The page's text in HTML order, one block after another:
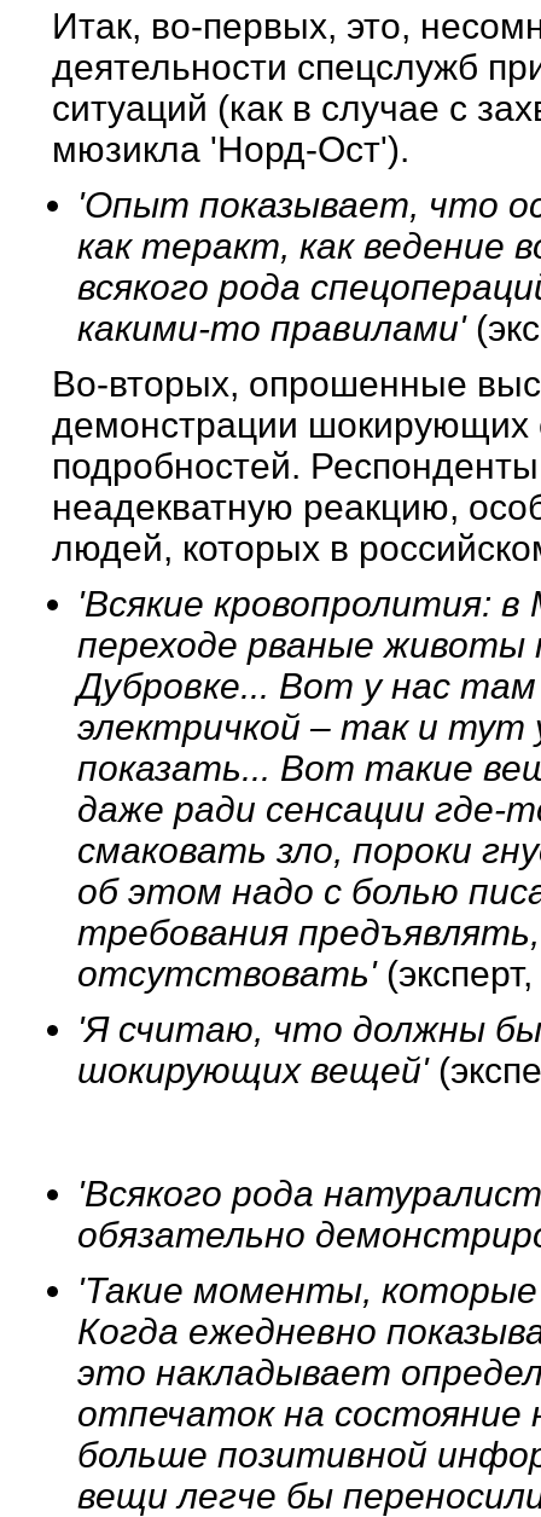
Итак, во-первых, это,
деятельности спецслужб
ситуаций (как в случае с
мюзикла 'Норд-Ост').
'Опыт показывает, что
как теракт, как ведение
всякого рода
какими-то правилами'
Во-вторых, опрошенные
демонстрации шокирующих
подробностей.
неадекватную реакцию,
людей, которых в
'Всякие кровопролития:
переходе рваные животы
Дубровке... Вот у нас
электричкой – так и тут
показать... Вот такие
даже ради сенсации где-
смаковать зло, пороки
об этом надо с болью
требования
отсутствовать'
'Я считаю, что должны
шокирующих вещей'
'Всякого рода
обязательно
'Такие моменты, которые
Когда ежедневно
это накладывает
отпечаток на
больше позитивной
вещи легче бы